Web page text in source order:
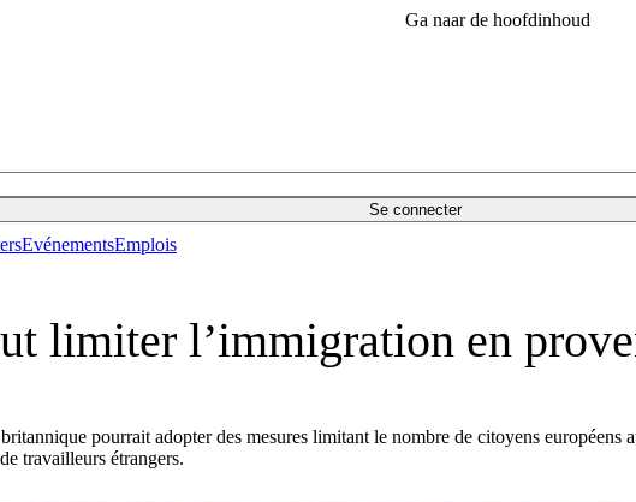
Ga naar de hoofdinhoud
Se connecter
EvénementsEmplois
limiter l’immigration en
pourrait adopter des mesures limitant le nombre de citoyens
travailleurs étrangers.